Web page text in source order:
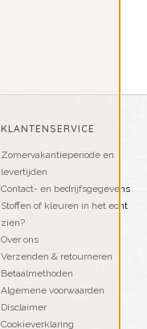
KLANTENSERVICE
Zomervakantieperiode en
levertijden
Contact- en bedrijfsgegevens
Stoffen of kleuren in het echt
zien?
Over ons
Verzenden & retourneren
Betaalmethoden
Algemene voorwaarden
Disclaimer
Cookieverklaring